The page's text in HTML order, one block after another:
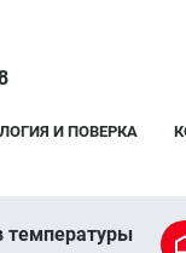
И ПОВЕРКА
температуры